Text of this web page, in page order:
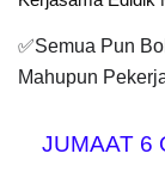
✅Semua Pun
Mahupun
JUMAAT 6